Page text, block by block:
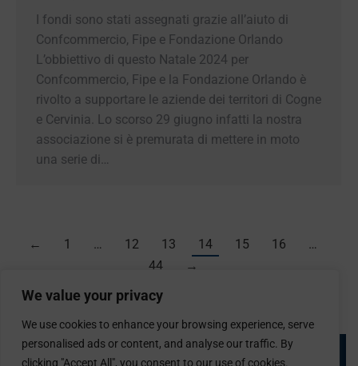
We value your privacy
We use cookies to enhance your browsing experience, serve
personalised ads or content, and analyse our traffic. By
clicking "Accept All", you consent to our use of cookies.
CONFCOMMERCIO SUPPORTA LE
IMPRESE DEL TERRITORIO:
STANZIATI € 250.000 PER LE
AZIENDE ASSOCIATE DI COGNE E
CERVINIA
News Open ,Newsletter ByAscomVda
19 Dicembre 2024
Confcommercio, Fipe e la Fondazione Orlando è
rivolto a supportare le aziende dei territori di
nostra associazione si è premurata di mettere in
moto una serie di…